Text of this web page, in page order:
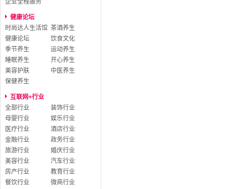
企业全程服务
健康论坛
时尚达人生活馆 茶酒养生
健康论坛
饮食文化
季节养生
运动养生
睡眠养生
开心养生
美容护肤
中医养生
保健养生
互联网+行业
全部行业
装饰行业
母婴行业
娱乐行业
医疗行业
酒店行业
金融行业
政务行业
旅游行业
婚庆行业
美容行业
汽车行业
房产行业
教育行业
餐饮行业
微商行业